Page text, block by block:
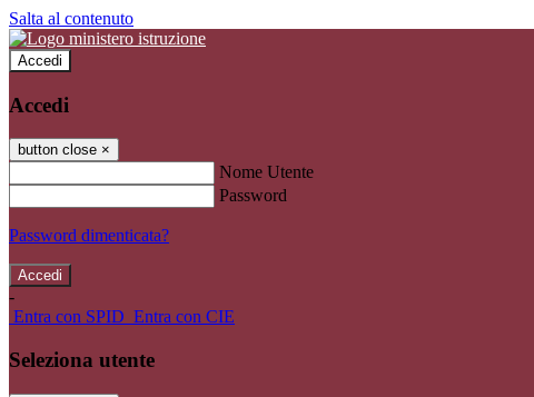
Salta al contenuto
Accedi
Accedi
button close ×
Nome Utente
Password
Password dimenticata?
-
Entra con SPID Entra con CIE
Seleziona utente